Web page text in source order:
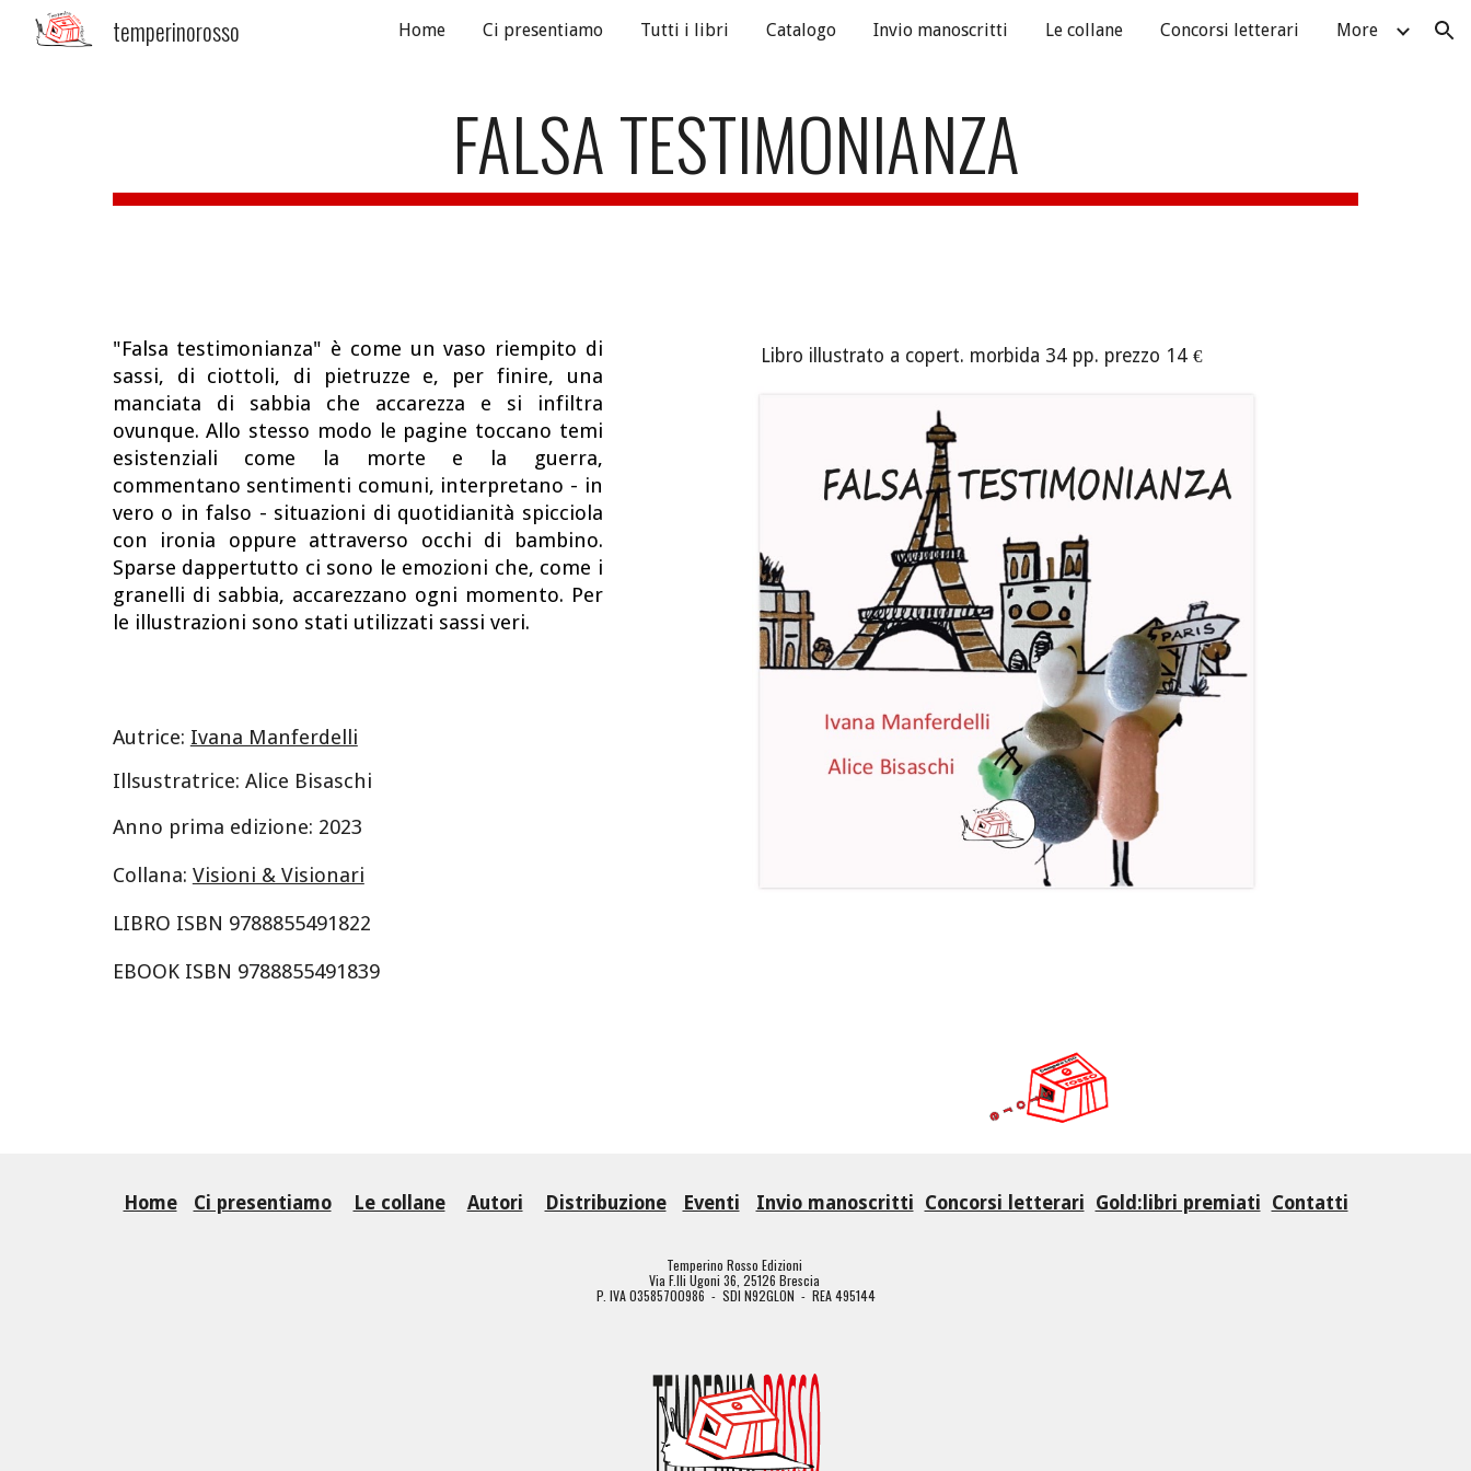
Skip to main content Skip to navigation
temperinorosso Home Ci presentiamo Tutti i libri Catalogo Invio manoscritti Le collane Concorsi letterari More
FALSA TESTIMONIANZA
"Falsa testimonianza" è come un vaso riempito di
sassi, di ciottoli, di pietruzze e, per finire, una
manciata di sabbia che accarezza e si infiltra
ovunque. Allo stesso modo le pagine toccano temi
esistenziali come la morte e la guerra,
commentano sentimenti comuni, interpretano - in
vero o in falso - situazioni di quotidianità spicciola
con ironia oppure attraverso occhi di bambino.
Sparse dappertutto ci sono le emozioni che, come i
granelli di sabbia, accarezzano ogni momento. Per
le illustrazioni sono stati utilizzati sassi veri.
Autrice: Ivana Manferdelli
Illsustratrice: Alice Bisaschi
Anno prima edizione: 2023
Collana: Visioni & Visionari
LIBRO ISBN 9788855491822
EBOOK ISBN 9788855491839
Libro illustrato a copert. morbida 34pp. prezzo 1 4€
Home Ci presentiamo Le collane Autori Distribuzione Eventi Invio manoscritti Concorsi letterari Gold:libri premiati Contatti
Temperino Rosso Edizioni
Via F.lli Ugoni 36, 25126 Brescia
P. IVA 03585700986 - SDI N92GLON - REA 495144